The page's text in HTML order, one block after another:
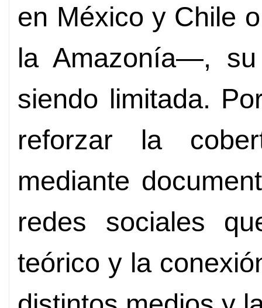
en México y Chile
la Amazonía—,
siendo limitada.
reforzar la
mediante
redes sociales
teórico y la